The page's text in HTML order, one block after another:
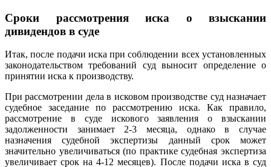
Сроки рассмотрения иска о взыскании
дивидендов в суде
Итак, после подачи иска при соблюдении всех установленных
законодательством требований суд выносит определение о
принятии иска к производству.
При рассмотрении дела в исковом производстве суд назначает
судебное заседание по рассмотрению иска. Как правило,
рассмотрение в суде искового заявления о взыскании
задолженности занимает 2-3 месяца, однако в случае
назначения судебной экспертизы данный срок может
значительно увеличиваться (по практике судебная экспертиза
увеличивает срок на 4-12 месяцев). После подачи иска в суд